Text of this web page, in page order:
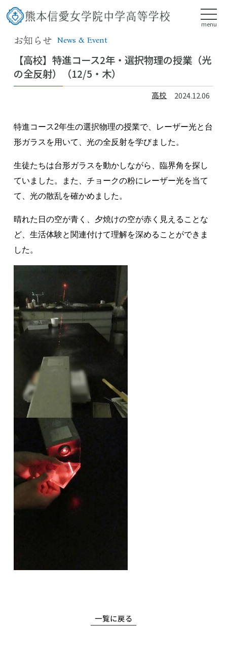
お知らせ News & Event
【高校】特進コース2年・選択物理の授業（光
の全反射）（12/5・木）
高校 2024.12.06
特進コース2年生の選択物理の授業で、レーザー光と台
形ガラスを用いて、光の全反射を学びました。
生徒たちは台形ガラスを動かしながら、臨界角を探し
ていました。また、チョークの粉にレーザー光を当て
て、光の散乱を確かめました。
晴れた日の空が青く、夕焼けの空が赤く見えることな
ど、生活体験と関連付けて理解を深めることができま
した。
一覧に戻る
menu
中学校